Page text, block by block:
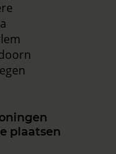
plaatsen